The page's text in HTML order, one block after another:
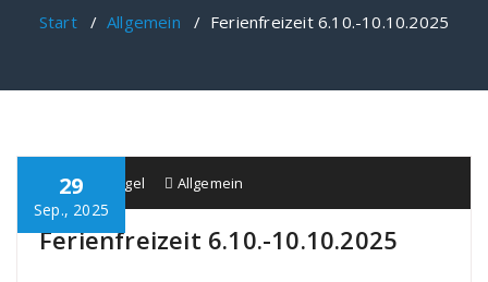
Start/ Allgemein / Ferienfreizeit 6.10.-10.10.2025
29
Sep., 2025
Schule Bürgel Allgemein
Ferienfreizeit 6.10.-10.10.2025